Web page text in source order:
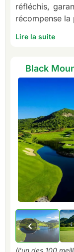
réfléchis,
récompense la
Lire la suite
Black
(l'un des 100